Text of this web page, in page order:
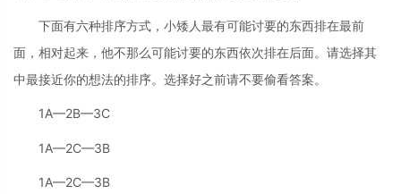
下面有六种排序方式，小矮人最有可能讨要的东西排在最前
面，相对起来，他不那么可能讨要的东西依次排在后面。请选择其
中最接近你的想法的排序。选择好之前请不要偷看答案。
1A—2B—3C
1A—2C—3B
1A—2C—3B